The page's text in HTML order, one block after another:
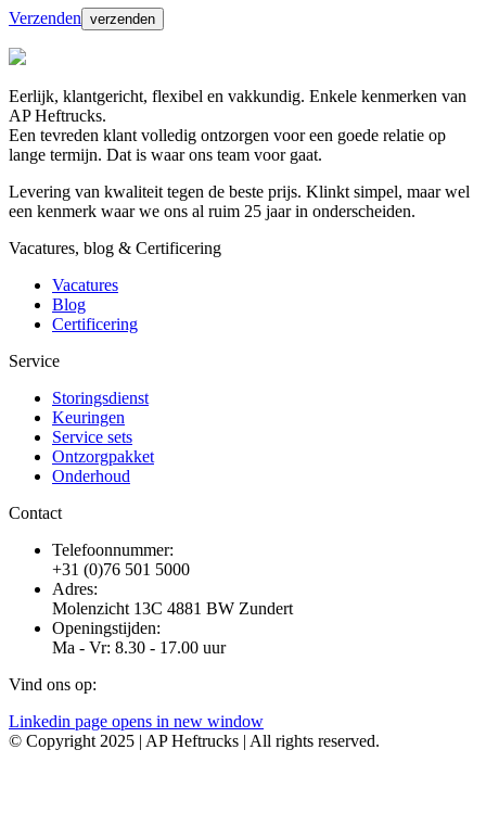
Verzenden
Eerlijk, klantgericht, flexibel en vakkundig. Enkele kenmerken van
AP Heftrucks.
Een tevreden klant volledig ontzorgen voor een goede relatie op
lange termijn. Dat is waar ons team voor gaat.
Levering van kwaliteit tegen de beste prijs. Klinkt simpel, maar wel
een kenmerk waar we ons al ruim 25 jaar in onderscheiden.
Vacatures, blog & Certificering
Vacatures
Blog
Certificering
Service
Storingsdienst
Keuringen
Service sets
Ontzorgpakket
Onderhoud
Contact
Telefoonnummer:
+31 (0)76 501 5000
Adres:
Molenzicht 13C 4881 BW Zundert
Openingstijden:
Ma - Vr: 8.30 - 17.00 uur
Vind ons op:
Linkedin page opens in new window
© Copyright 2025 | AP Heftrucks | All rights reserved.